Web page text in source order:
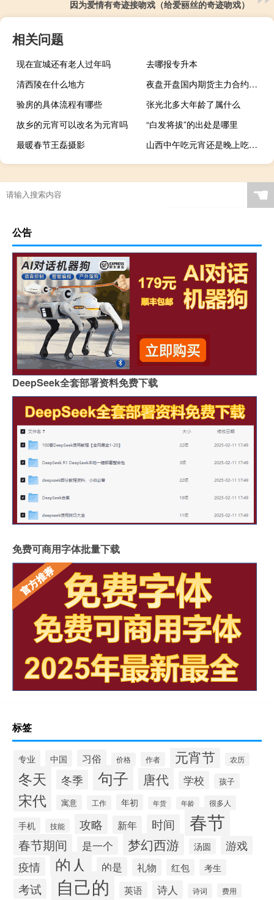
因为爱情有奇迹接吻戏（给爱丽丝的奇迹吻戏）
相关问题
现在宣城还有老人过年吗
去哪报专升本
清西陵在什么地方
夜盘开盘国内期货主力合约多数上涨SC原油、焦煤涨超2%液化石油气（LPG）涨近2%跌幅方面白糖跌0.09%
验房的具体流程有哪些
张光北多大年龄了属什么
故乡的元宵可以改名为元宵吗
“白发将拔”的出处是哪里
最暖春节王磊摄影
山西中午吃元宵还是晚上吃元宵
☚
公告
DeepSeek全套部署资料免费下载
免费可商用字体批量下载
标签
专业 中国 习俗 价格 作者 元宵节 农历
冬天 冬季 句子 唐代 学校 孩子
宋代 寓意 工作 年初 年货 年龄 很多人
手机 技能 攻略 新年 时间 春节
春节期间 是一个 梦幻西游 汤圆
游戏
疫情
的人 的是 礼物 红包 考生
考试 自己的 英语 诗人 诗词 费用